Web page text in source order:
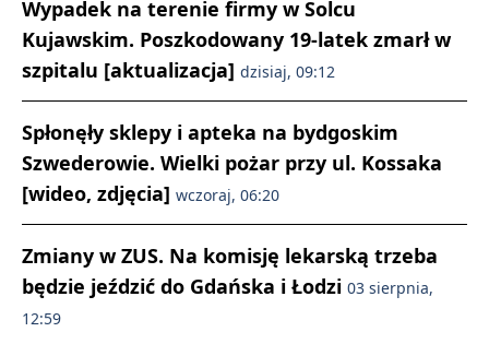
Wypadek na terenie firmy w Solcu
Kujawskim. Poszkodowany 19-latek zmarł w
szpitalu [aktualizacja] dzisiaj, 09:12
Spłonęły sklepy i apteka na bydgoskim
Szwederowie. Wielki pożar przy ul. Kossaka
[wideo, zdjęcia] wczoraj, 06:20
Zmiany w ZUS. Na komisję lekarską trzeba
będzie jeździć do Gdańska i Łodzi 03 sierpnia,
12:59